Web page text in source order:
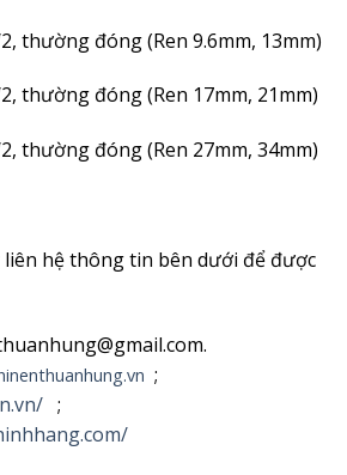
thường đóng (Ren 9.6mm, 13mm)
thường đóng (Ren 17mm, 21mm)
thường đóng (Ren 27mm, 34mm)
liên hệ thông tin bên dưới để được
;
;